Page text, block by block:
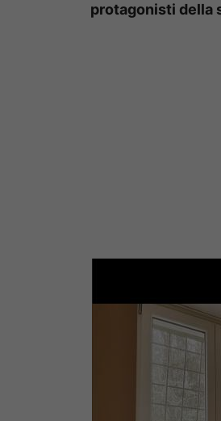
protagonisti della